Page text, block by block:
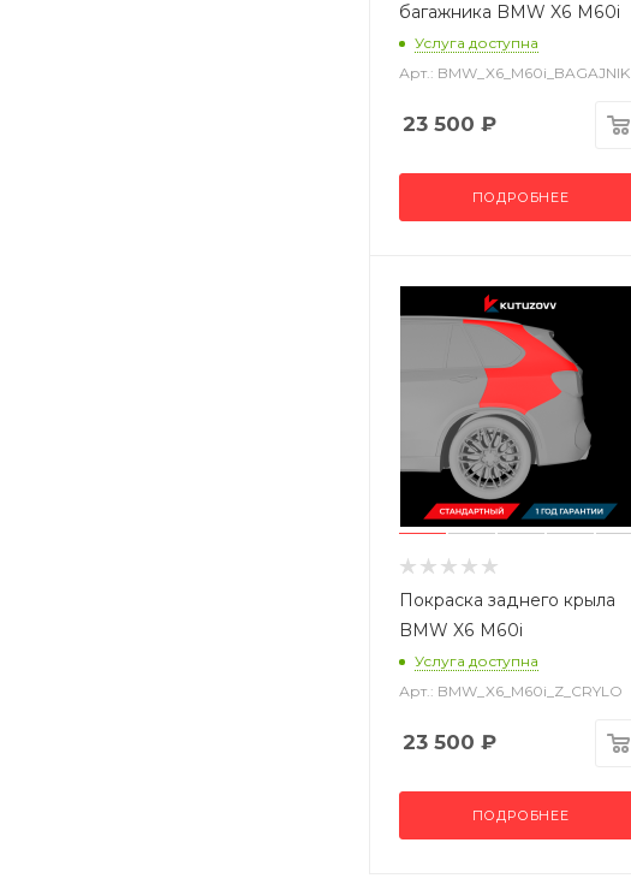
багажника BMW X6 M60i
Услуга доступна
Арт.: BMW_X6_M60i_BAGAJNIK
23 500 ₽
ПОДРОБНЕЕ
Покраска заднего крыла
BMW X6 M60i
Услуга доступна
Арт.: BMW_X6_M60i_Z_CRYLO
23 500 ₽
ПОДРОБНЕЕ